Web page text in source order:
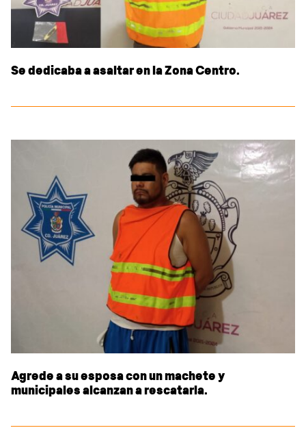
Se dedicaba a asaltar en la Zona Centro.
Agrede a su esposa con un machete y
municipales alcanzan a rescatarla.